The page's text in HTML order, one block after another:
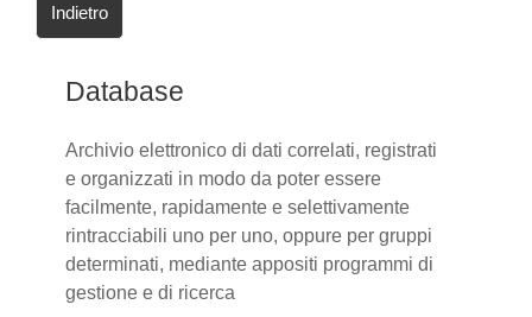
Indietro
Database
Archivio elettronico di dati correlati, registrati
e organizzati in modo da poter essere
facilmente, rapidamente e selettivamente
rintracciabili uno per uno, oppure per gruppi
determinati, mediante appositi programmi di
gestione e di ricerca